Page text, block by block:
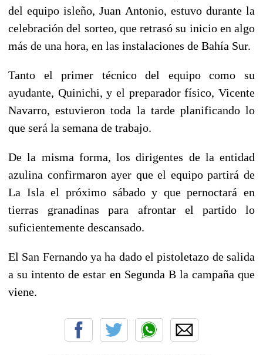
del equipo isleño, Juan Antonio, estuvo durante la
celebración del sorteo, que retrasó su inicio en algo
más de una hora, en las instalaciones de Bahía Sur.
Tanto el primer técnico del equipo como su
ayudante, Quinichi, y el preparador físico, Vicente
Navarro, estuvieron toda la tarde planificando lo
que será la semana de trabajo.
De la misma forma, los dirigentes de la entidad
azulina confirmaron ayer que el equipo partirá de
La Isla el próximo sábado y que pernoctará en
tierras granadinas para afrontar el partido lo
suficientemente descansado.
El San Fernando ya ha dado el pistoletazo de salida
a su intento de estar en Segunda B la campaña que
viene.